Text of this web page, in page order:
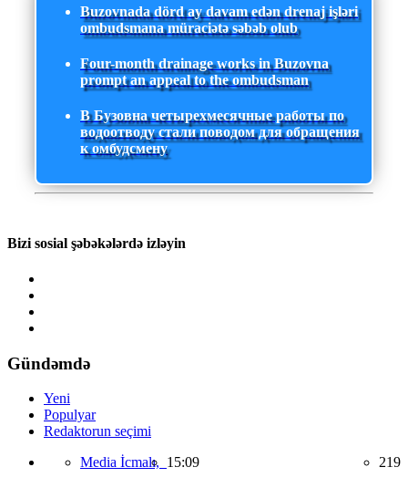
Buzovnada dörd ay davam edən drenaj işləri
ombudsmana müraciətə səbəb olub
Four-month drainage works in Buzovna
prompt an appeal to the ombudsman
В Бузовна четырехмесячные работы по
водоотводу стали поводом для обращения
к омбудсмену
Bizi sosial şəbəkələrdə izləyin
Gündəmdə
Yeni
Populyar
Redaktorun seçimi
Media İcmalı, 15:09 219